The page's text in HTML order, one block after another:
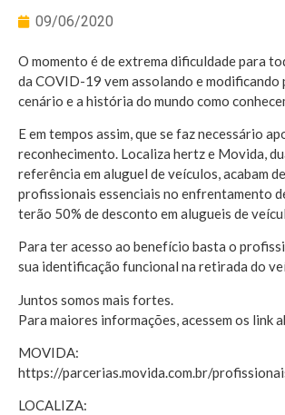
09/06/2020
O momento é de extrema dificuldade para
da COVID-19 vem assolando e modificando
cenário e a história do mundo como
E em tempos assim, que se faz necessário
reconhecimento. Localiza hertz e Movida,
referência em aluguel de veículos, acabam
profissionais essenciais no enfrentamento
terão 50% de desconto em alugueis de
Para ter acesso ao benefício basta o
sua identificação funcional na retirada do
Juntos somos mais fortes.
Para maiores informações, acessem os link
MOVIDA:
https://parcerias.movida.com.br/
LOCALIZA: